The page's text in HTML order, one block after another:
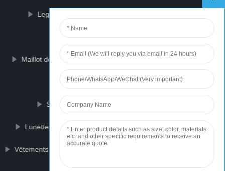
Leggings de sport
Vêtements de hockey sur glace
Maillot de foot personnalisé Chemises de basket-ball
Basket-ball Pinnie
Sweats à capuche avec logo personnalisé
Lunettes de protection de sécurité Visière de moto
Vêtements d\'entraînement pour femmes